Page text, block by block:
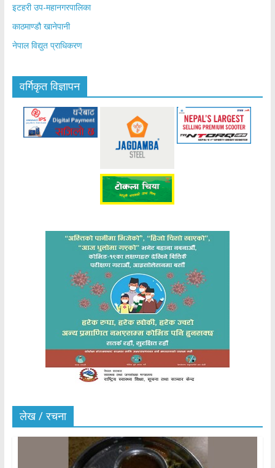
इटहरी उप-महानगरपालिका
काठमाण्डौ खानेपानी
नेपाल विद्युत प्राधिकरण
वर्गिकृत विज्ञापन
लेख / रचना